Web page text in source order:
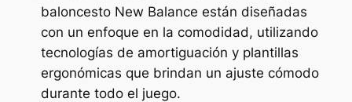
baloncesto New Balance están diseñadas
con un enfoque en la comodidad, utilizando
tecnologías de amortiguación y plantillas
ergonómicas que brindan un ajuste cómodo
durante todo el juego.